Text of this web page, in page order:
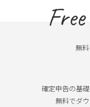
無
確定申告の基
無料でダ